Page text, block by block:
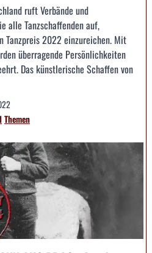
ruft Verbände und
alle Tanzschaffenden auf,
Tanzpreis 2022 einzureichen. Mit
überragende Persönlichkeiten
Das künstlerische Schaffen von
Themen